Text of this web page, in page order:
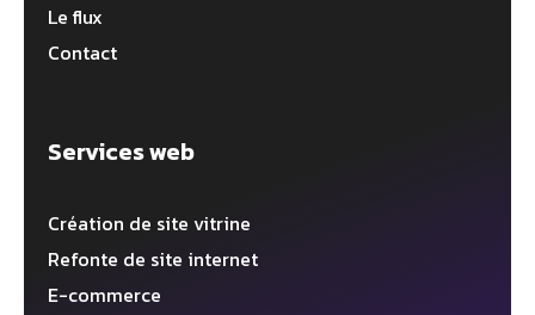
Le flux
Contact
Services web
Création de site vitrine
Refonte de site internet
E-commerce